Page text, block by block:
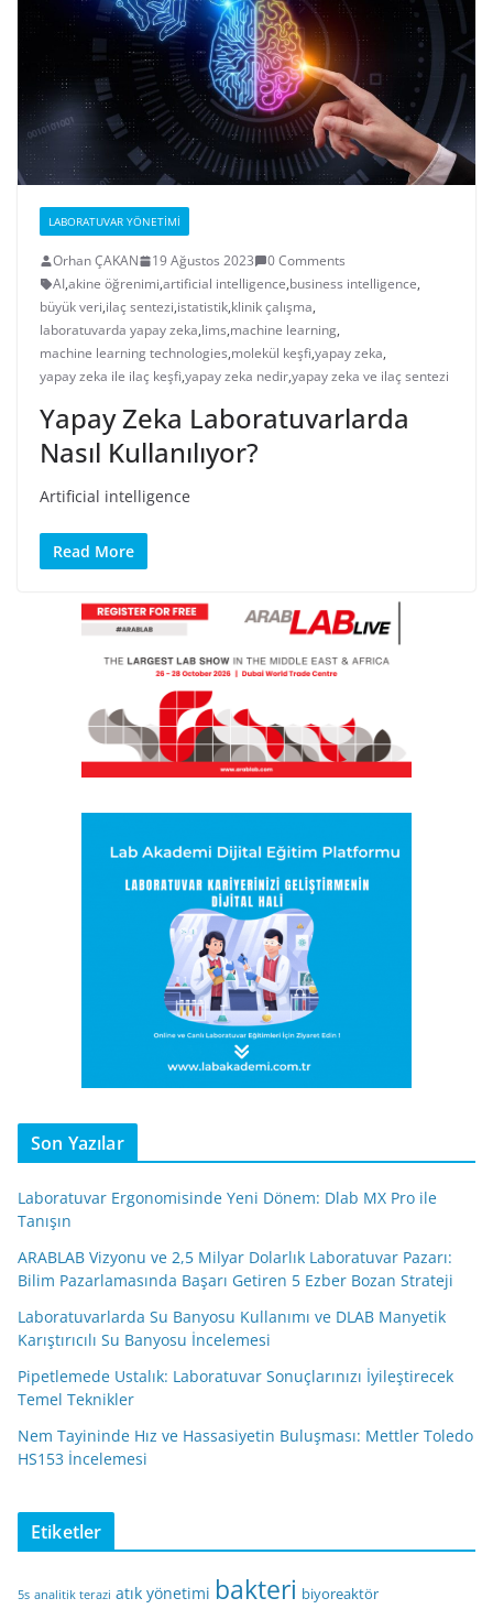
LABORATUVAR YÖNETIMI
Orhan ÇAKAN 19 Ağustos 2023
0 Comments
AI,akine öğrenimi,artificial intelligence,business intelligence,
büyük veri,ilaç sentezi,istatistik,klinik çalışma,
laboratuvarda yapay zeka,lims,machine learning,
machine learning technologies,molekül keşfi,yapay zeka,
yapay zeka ile ilaç keşfi,yapay zeka nedir,yapay zeka ve ilaç sentezi
Yapay Zeka Laboratuvarlarda
Nasıl Kullanılıyor?
Artificial intelligence
Read More
Son Yazılar
Laboratuvar Ergonomisinde Yeni Dönem: Dlab MX Pro ile
Tanışın
ARABLAB Vizyonu ve 2,5 Milyar Dolarlık Laboratuvar Pazarı:
Bilim Pazarlamasında Başarı Getiren 5 Ezber Bozan Strateji
Laboratuvarlarda Su Banyosu Kullanımı ve DLAB Manyetik
Karıştırıcılı Su Banyosu İncelemesi
Pipetlemede Ustalık: Laboratuvar Sonuçlarınızı İyileştirecek
Temel Teknikler
Nem Tayininde Hız ve Hassasiyetin Buluşması: Mettler Toledo
HS153 İncelemesi
Etiketler
5s analitik terazi atık yönetimi bakteri biyoreaktör